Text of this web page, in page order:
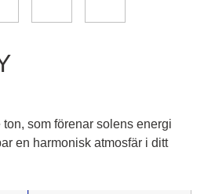
som förenar solens energi
en harmonisk atmosfär i ditt